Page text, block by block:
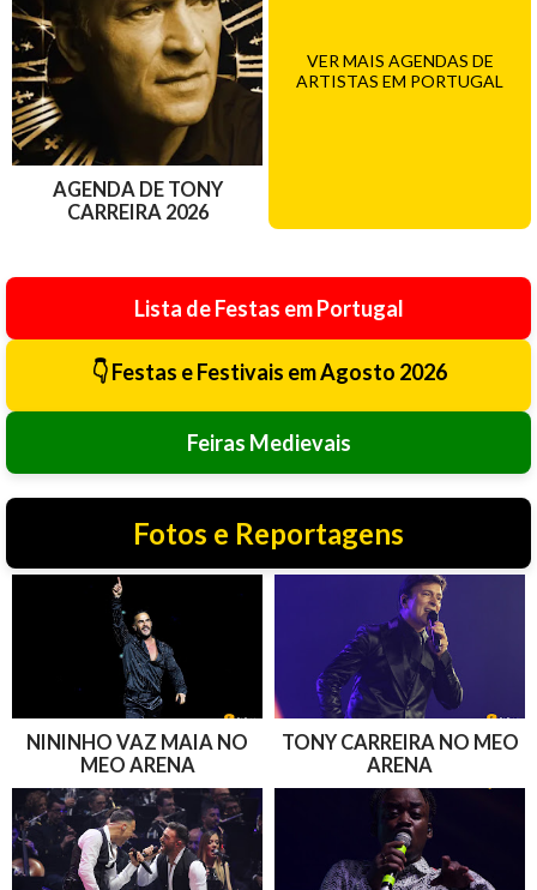
AGENDA DE TONY
CARREIRA 2026
VER MAIS AGENDAS DE
ARTISTAS EM PORTUGAL
Lista de Festas em Portugal
👇 Festas e Festivais em Agosto 2026
Feiras Medievais
Fotos e Reportagens
NININHO VAZ MAIA NO
MEO ARENA
TONY CARREIRA NO MEO
ARENA